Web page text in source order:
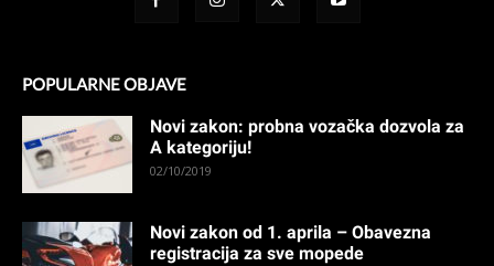
POPULARNE OBJAVE
Novi zakon: probna vozačka dozvola za
A kategoriju!
02/10/2019
Novi zakon od 1. aprila – Obavezna
registracija za sve mopede